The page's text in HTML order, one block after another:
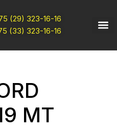
(29) 323-16-16
(33) 323-16-16
МТ